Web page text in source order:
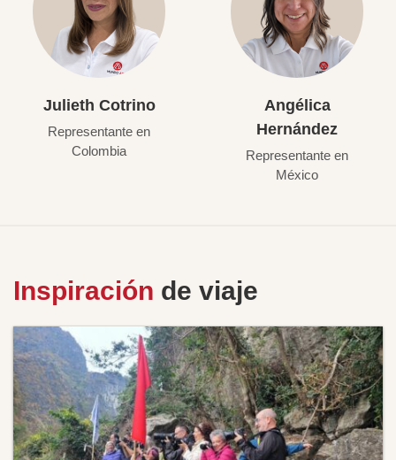
Julieth Cotrino
Representante en
Colombia
Angélica
Hernández
Representante en
México
Inspiración de viaje